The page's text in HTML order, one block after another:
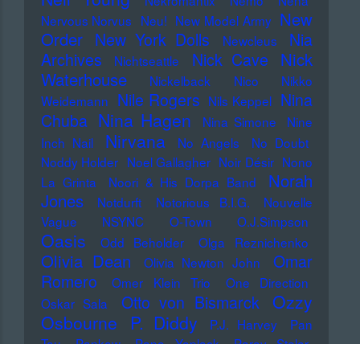
Nervous Norvus Neu! New Model Army New
Order New York Dolls Newcleus
Nia
Archives
Nichtseattle Nick Cave
Nick
Waterhouse
Nickelback Nico
Nikko
Weidemann Nile Rogers Nils Keppel Nina
Chuba Nina Hagen Nina Simone
Nine
Inch Nail
Nirvana No Angels
No Doubt
Noddy Holder Noel Gallagher Noir Désir Nono
La Grinta
Noori & His Dorpa Band
Norah
Jones
Notdurft Notorious B.I.G.
Nouvelle
Vague
NSYNC O-Town O.J.Simpson
Oasis Odd Beholder Olga Reznichenko
Olivia Dean Olivia Newton John
Omar
Romero
Omer Klein Trio
One Direction
Oskar Sala
Otto von Bismarck Ozzy
Osbourne
P. Diddy P.J. Harvey
Pan